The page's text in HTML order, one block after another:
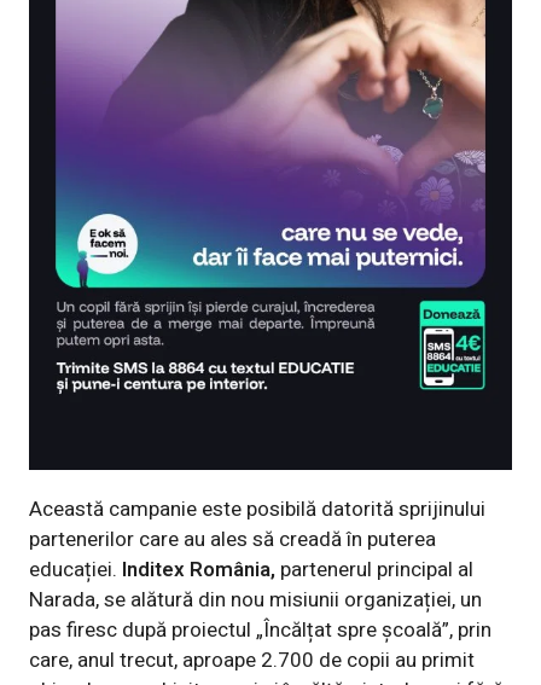
Această campanie este posibilă datorită sprijinului
partenerilor care au ales să creadă în puterea
educației. Inditex România, partenerul principal al
Narada, se alătură din nou misiunii organizației, un
pas firesc după proiectul „Încălțat spre școală”, prin
care, anul trecut, aproape 2.700 de copii au primit